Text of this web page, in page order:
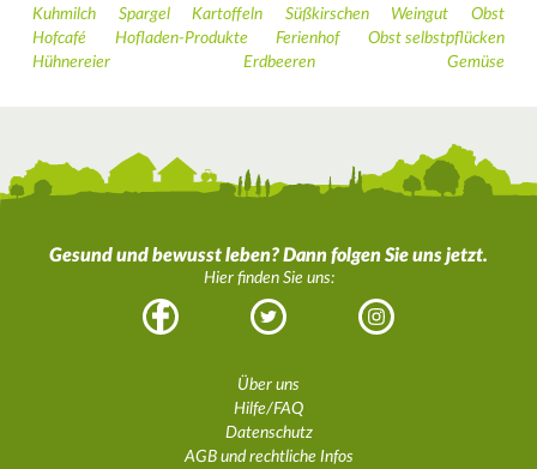
Kuhmilch
Spargel Kartoffeln Süßkirschen Weingut
Obst
Hofcafé
Hofladen-Produkte Ferienhof
Obst selbstpflücken
Hühnereier
Erdbeeren Gemüse
Gesund und bewusst leben? Dann folgen Sie uns jetzt.
Hier finden Sie uns:
Facebook Twitter Instagram
Über uns
Hilfe/FAQ
Datenschutz
AGB und rechtliche Infos